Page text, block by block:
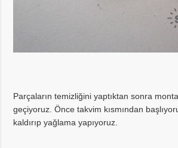
Parçaların temizliğini yaptıktan sonra
geçiyoruz. Önce takvim kısmından
kaldırıp yağlama yapıyoruz.